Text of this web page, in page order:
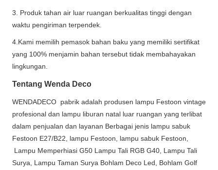
3. Produk tahan air luar ruangan berkualitas tinggi dengan
waktu pengiriman terpendek.
4.Kami memilih pemasok bahan baku yang memiliki sertifikat
yang 100% menjamin bahan tersebut tidak membahayakan
lingkungan.
Tentang Wenda Deco
WENDADECO pabrik adalah produsen lampu Festoon vintage
profesional dan lampu liburan natal luar ruangan yang terlibat
dalam penjualan dan layanan Berbagai jenis lampu sabuk
Festoon E27/B22, lampu Festoon, lampu sabuk Festoon,
Lampu Memperhiasi G50 Lampu Tali RGB G40, Lampu Tali
Surya, Lampu Taman Surya Bohlam Deco Led, Bohlam Golf